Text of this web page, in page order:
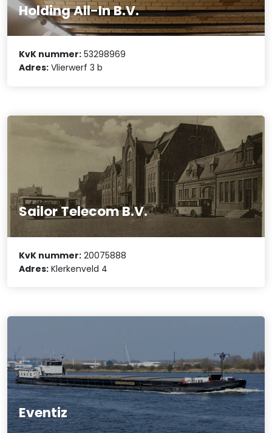
Holding All-In B.V.
KvK nummer: 53298969
Adres: Vlierwerf 3 b
Sailor Telecom B.V.
KvK nummer: 20075888
Adres: Klerkenveld 4
Eventiz